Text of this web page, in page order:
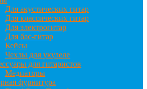
Для акустических гитар
Для классических гитар
Для электрогитар
Для бас-гитар
Кейсы
Чехлы для укулеле
для гитаристов
Медиаторы
фурнитура